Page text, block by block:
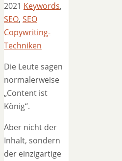
2021 Keywords,
SEO, SEO
Copywriting-
Techniken
Die Leute sagen
normalerweise
„Content ist
König“.
Aber nicht der
Inhalt, sondern
der einzigartige